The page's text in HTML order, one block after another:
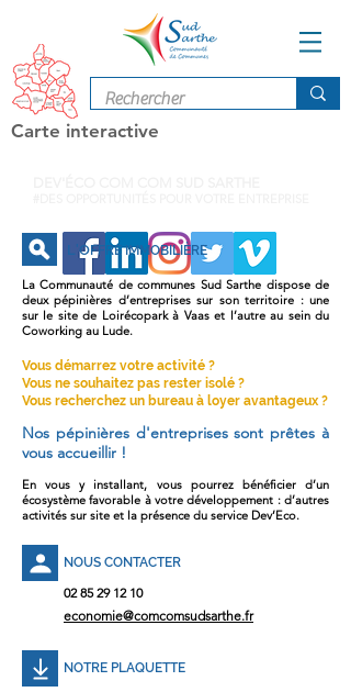
Carte interactive
L'OFFRE IMMOBILIÈRE
La Communauté de communes Sud Sarthe dispose de
deux pépinières d’entreprises sur son territoire : une
sur le site de Loirécopark à Vaas et l’autre au sein du
Coworking au Lude.
Vous démarrez votre activité ?
Vous ne souhaitez pas rester isolé ?
Vous recherchez un bureau à loyer avantageux ?
Nos pépinières d'entreprises sont prêtes à
vous accueillir !
En vous y installant, vous pourrez bénéficier d’un
écosystème favorable à votre développement : d’autres
activités sur site et la présence du service Dev’Eco.
NOUS CONTACTER
02 85 29 12 10
economie@comcomsudsarthe.fr
NOTRE PLAQUETTE